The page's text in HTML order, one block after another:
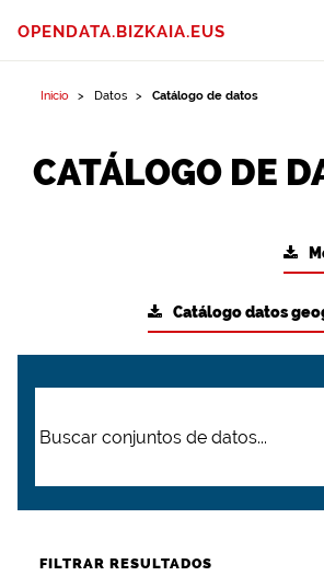
OPENDATA.BIZKAIA.EUS
Inicio Datos Catálogo de datos
CATÁLOGO DE
Catálogo datos
FILTRAR RESULTADOS